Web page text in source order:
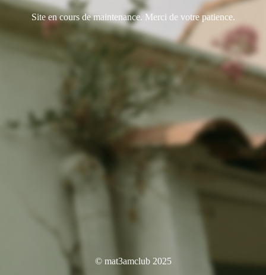
Site en cours de maintenance. Merci de votre patience.
© mat3amclub 2025